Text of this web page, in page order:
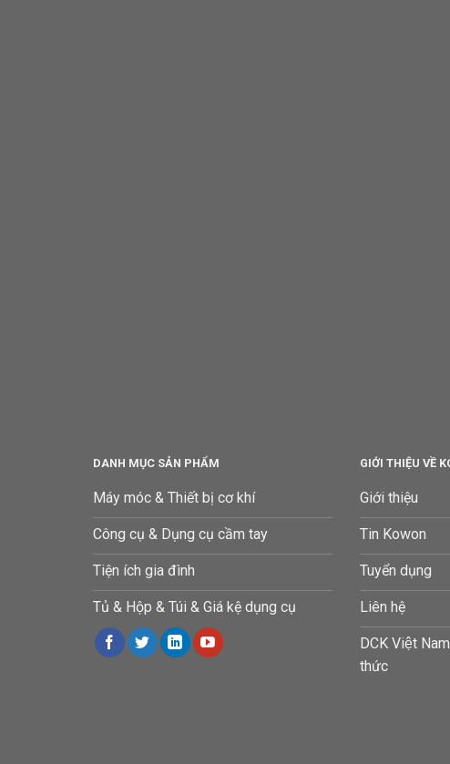
DANH MỤC SẢN PHẨM
Máy móc & Thiết bị cơ khí
Công cụ & Dụng cụ cầm tay
Tiện ích gia đình
Tủ & Hộp & Túi & Giá kệ dụng cụ
GIỚI THIỆU VỀ
Giới thiệu
Tin Kowon
Tuyển dụng
Liên hệ
DCK Việt
thức